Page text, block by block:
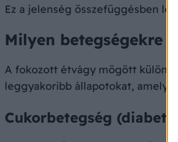
Ez a jelenség összefüggésben
Milyen betegségekre
A fokozott étvágy mögött
leggyakoribb állapotokat,
Cukorbetegség